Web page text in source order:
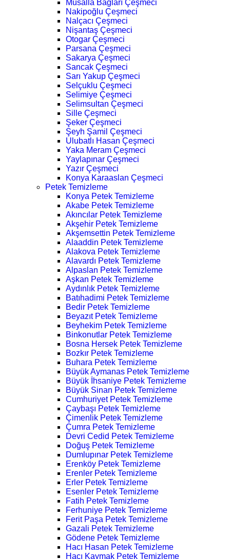
Musalla Bağları Çeşmeci
Nakipoğlu Çeşmeci
Nalçacı Çeşmeci
Nişantaş Çeşmeci
Otogar Çeşmeci
Parsana Çeşmeci
Sakarya Çeşmeci
Sancak Çeşmeci
Sarı Yakup Çeşmeci
Selçuklu Çeşmeci
Selimiye Çeşmeci
Selimsultan Çeşmeci
Sille Çeşmeci
Şeker Çeşmeci
Şeyh Şamil Çeşmeci
Ulubatlı Hasan Çeşmeci
Yaka Meram Çeşmeci
Yaylapınar Çeşmeci
Yazır Çeşmeci
Konya Karaaslan Çeşmeci
Petek Temizleme
Konya Petek Temizleme
Akabe Petek Temizleme
Akıncılar Petek Temizleme
Akşehir Petek Temizleme
Akşemsettin Petek Temizleme
Alaaddin Petek Temizleme
Alakova Petek Temizleme
Alavardı Petek Temizleme
Alpaslan Petek Temizleme
Aşkan Petek Temizleme
Aydınlık Petek Temizleme
Batıhadimi Petek Temizleme
Bedir Petek Temizleme
Beyazıt Petek Temizleme
Beyhekim Petek Temizleme
Binkonutlar Petek Temizleme
Bosna Hersek Petek Temizleme
Bozkır Petek Temizleme
Buhara Petek Temizleme
Büyük Aymanas Petek Temizleme
Büyük İhsaniye Petek Temizleme
Büyük Sinan Petek Temizleme
Cumhuriyet Petek Temizleme
Çaybaşı Petek Temizleme
Çimenlik Petek Temizleme
Çumra Petek Temizleme
Devri Cedid Petek Temizleme
Doğuş Petek Temizleme
Dumlupınar Petek Temizleme
Erenköy Petek Temizleme
Erenler Petek Temizleme
Erler Petek Temizleme
Esenler Petek Temizleme
Fatih Petek Temizleme
Ferhuniye Petek Temizleme
Ferit Paşa Petek Temizleme
Gazali Petek Temizleme
Gödene Petek Temizleme
Hacı Hasan Petek Temizleme
Hacı Kaymak Petek Temizleme